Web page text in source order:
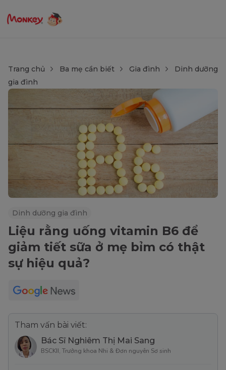
Trang chủ Ba mẹ cần biết Gia đình
Dinh dưỡng
gia đình
Dinh dưỡng gia đình
Liệu rằng uống vitamin B6 để
giảm tiết sữa ở mẹ bỉm có thật
sự hiệu quả?
Tham vấn bài viết:
Bác Sĩ Nghiêm Thị Mai Sang
BSCKII, Trưởng khoa Nhi & Đơn nguyên Sơ sinh